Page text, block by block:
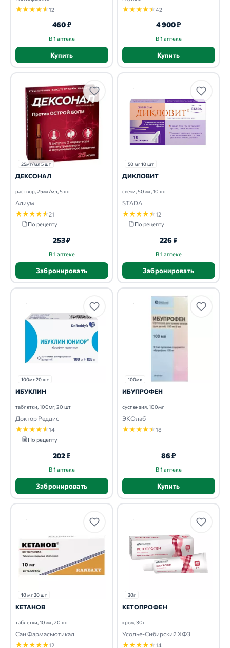
★★★★★12
460 ₽
В 1 аптеке
Купить
★★★★★42
4 900 ₽
В 1 аптеке
Купить
25мг/мл 5 шт
ДЕКСОНАЛ
раствор, 25мг/мл, 5 шт
Алиум
★★★★★21
По рецепту
253 ₽
В 1 аптеке
Забронировать
50 мг 10 шт
ДИКЛОВИТ
свечи, 50 мг, 10 шт
STADA
★★★★★12
По рецепту
226 ₽
В 1 аптеке
Забронировать
100мг 20 шт
ИБУКЛИН
таблетки, 100мг, 20 шт
Доктор Реддис
★★★★★14
По рецепту
202 ₽
В 1 аптеке
Забронировать
100мл
ИБУПРОФЕН
суспензия, 100мл
ЭКОлаб
★★★★★18
86 ₽
В 1 аптеке
Купить
10 мг 20 шт
КЕТАНОВ
таблетки, 10 мг, 20 шт
Сан Фармасьютикал
★★★★★12
30г
КЕТОПРОФЕН
крем, 30г
Усолье-Сибирский ХФЗ
★★★★★14